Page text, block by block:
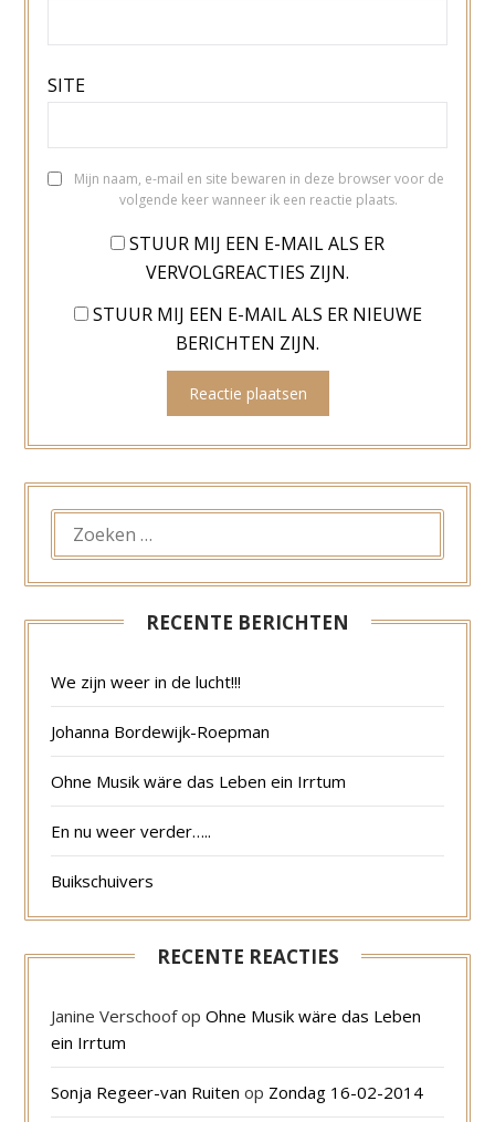
SITE
Mijn naam, e-mail en site bewaren in deze browser voor de
volgende keer wanneer ik een reactie plaats.
STUUR MIJ EEN E-MAIL ALS ER
VERVOLGREACTIES ZIJN.
STUUR MIJ EEN E-MAIL ALS ER NIEUWE
BERICHTEN ZIJN.
NAAR:
RECENTE BERICHTEN
We zijn weer in de lucht!!!
Johanna Bordewijk-Roepman
Ohne Musik wäre das Leben ein Irrtum
En nu weer verder…..
Buikschuivers
RECENTE REACTIES
Janine VerschoofopOhne Musik wäre das Leben
ein Irrtum
Sonja Regeer-van Ruiten op Zondag 16-02-2014